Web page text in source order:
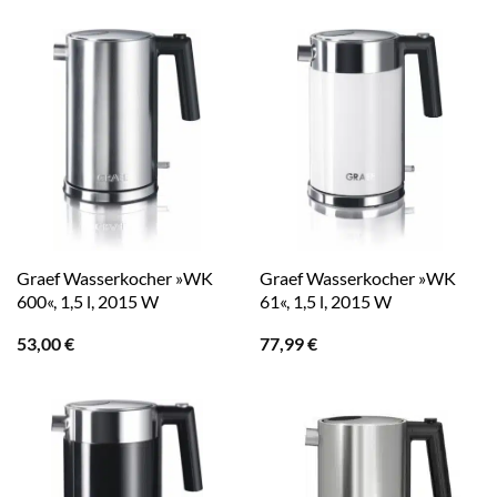
Graef Wasserkocher »WK
600«, 1,5 l, 2015 W
53,00€
Graef Wasserkocher »WK
61«, 1,5 l, 2015 W
77,99€